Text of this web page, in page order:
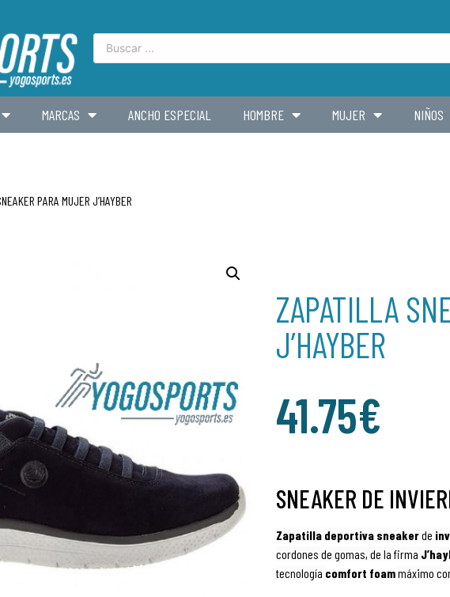
MARCAS ANCHO ESPECIAL HOMBRE MUJER NIÑOS
PARA MUJER J’HAYBER
ZAPATILLA
J’HAYBER
41.75€
SNEAKER DE
Zapatilla deportiva sneakerde
cordones de gomas, de la firma
tecnologí­a comfort foammáximo